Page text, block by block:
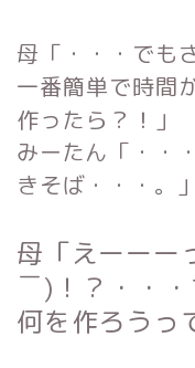
母「・・・でも
一番簡単で時間
作ったら？！」
みーたん「・・
きそば・・・。」
母「えーー
￣)！？・・
何を作ろうっ